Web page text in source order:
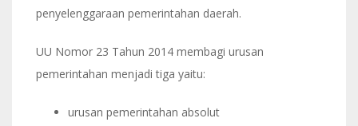
penyelenggaraan pemerintahan daerah.
UU Nomor 23 Tahun 2014 membagi urusan
pemerintahan menjadi tiga yaitu:
urusan pemerintahan absolut